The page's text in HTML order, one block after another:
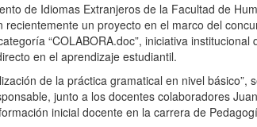
de Idiomas Extranjeros de la Facultad de
recientemente un proyecto en el marco del
“COLABORA.doc”, iniciativa
en el aprendizaje estudiantil.
de la práctica gramatical en nivel
junto a los docentes colaboradores
inicial docente en la carrera de